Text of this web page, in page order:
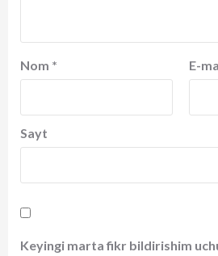
Nom * E-
Sayt
Keyingi marta fikr bildirishim